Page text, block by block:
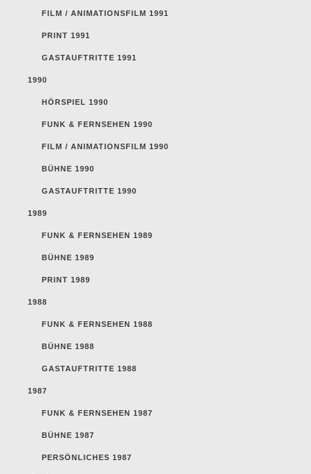
FILM / ANIMATIONSFILM 1991
PRINT 1991
GASTAUFTRITTE 1991
1990
HÖRSPIEL 1990
FUNK & FERNSEHEN 1990
FILM / ANIMATIONSFILM 1990
BÜHNE 1990
GASTAUFTRITTE 1990
1989
FUNK & FERNSEHEN 1989
BÜHNE 1989
PRINT 1989
1988
FUNK & FERNSEHEN 1988
BÜHNE 1988
GASTAUFTRITTE 1988
1987
FUNK & FERNSEHEN 1987
BÜHNE 1987
PERSÖNLICHES 1987